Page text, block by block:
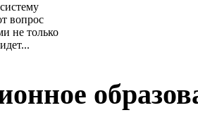
вопрос
не только